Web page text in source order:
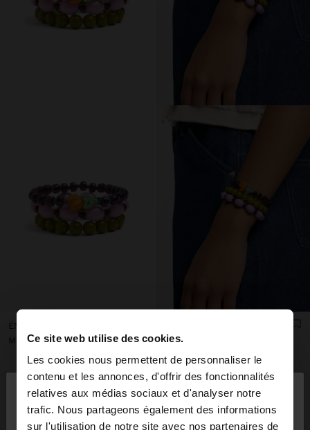
Ce site web utilise des cookies.
Les cookies nous permettent de personnaliser le
contenu et les annonces, d'offrir des fonctionnalités
relatives aux médias sociaux et d'analyser notre
trafic. Nous partageons également des informations
sur l'utilisation de notre site avec nos partenaires de
bonjour ×
Vous accédez au site depuis Mauritius. Voulez-
Mau Rs 450,00
Mau Rs 450,00